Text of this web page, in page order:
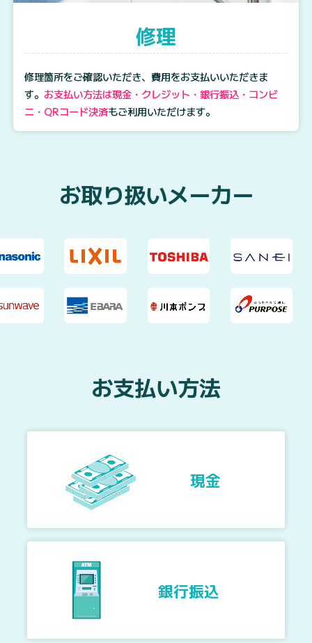
修理
修理箇所をご確認いただき、費用をお支払いいただきま
す。 お支払い方法は現金・クレジット・銀行振込・コンビ
ニ・QRコード決済もご利用いただけます。
お取り扱いメーカー
お支払い方法
現金
銀行振込